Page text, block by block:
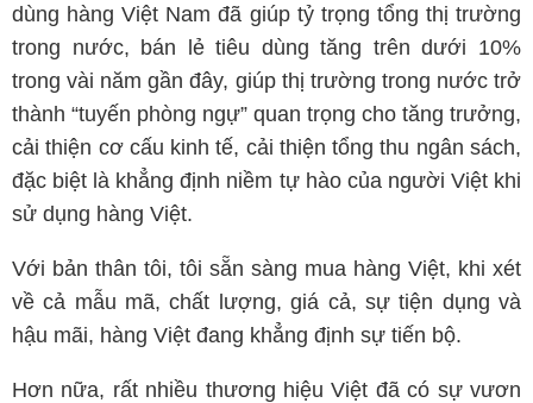
dùng hàng Việt Nam đã giúp tỷ trọng tổng thị trường
trong nước, bán lẻ tiêu dùng tăng trên dưới 10%
trong vài năm gần đây, giúp thị trường trong nước trở
thành “tuyến phòng ngự” quan trọng cho tăng trưởng,
cải thiện cơ cấu kinh tế, cải thiện tổng thu ngân sách,
đặc biệt là khẳng định niềm tự hào của người Việt khi
sử dụng hàng Việt.
Với bản thân tôi, tôi sẵn sàng mua hàng Việt, khi xét
về cả mẫu mã, chất lượng, giá cả, sự tiện dụng và
hậu mãi, hàng Việt đang khẳng định sự tiến bộ.
Hơn nữa, rất nhiều thương hiệu Việt đã có sự vươn